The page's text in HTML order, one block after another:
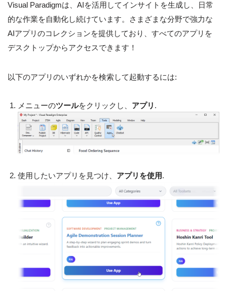
Visual Paradigmは、AIを活用してインサイトを生成し、日常
的な作業を自動化し続けています。さまざまな分野で強力な
AIアプリのコレクションを提供しており、すべてのアプリを
デスクトップからアクセスできます！
以下のアプリのいずれかを検索して起動するには:
メニューのツールをクリックし、 アプリ .
使用したいアプリを見つけ、 アプリを使用.